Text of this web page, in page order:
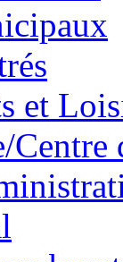
et
Centre